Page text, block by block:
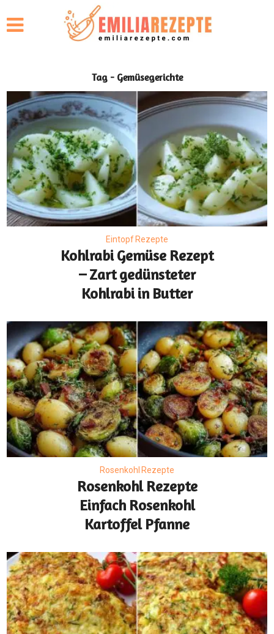
Tag - Gemüsegerichte
Eintopf Rezepte
Kohlrabi Gemüse Rezept
– Zart gedünsteter
Kohlrabi in Butter
Rosenkohl Rezepte
Rosenkohl Rezepte
Einfach Rosenkohl
Kartoffel Pfanne